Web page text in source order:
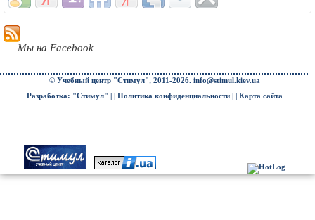
Мы на Facebook
© Учебный центр "Стимул", 2011-2026. info@stimul.kiev.ua
Разработка: "Стимул" | | Политика конфиденциальности| | Карта сайта